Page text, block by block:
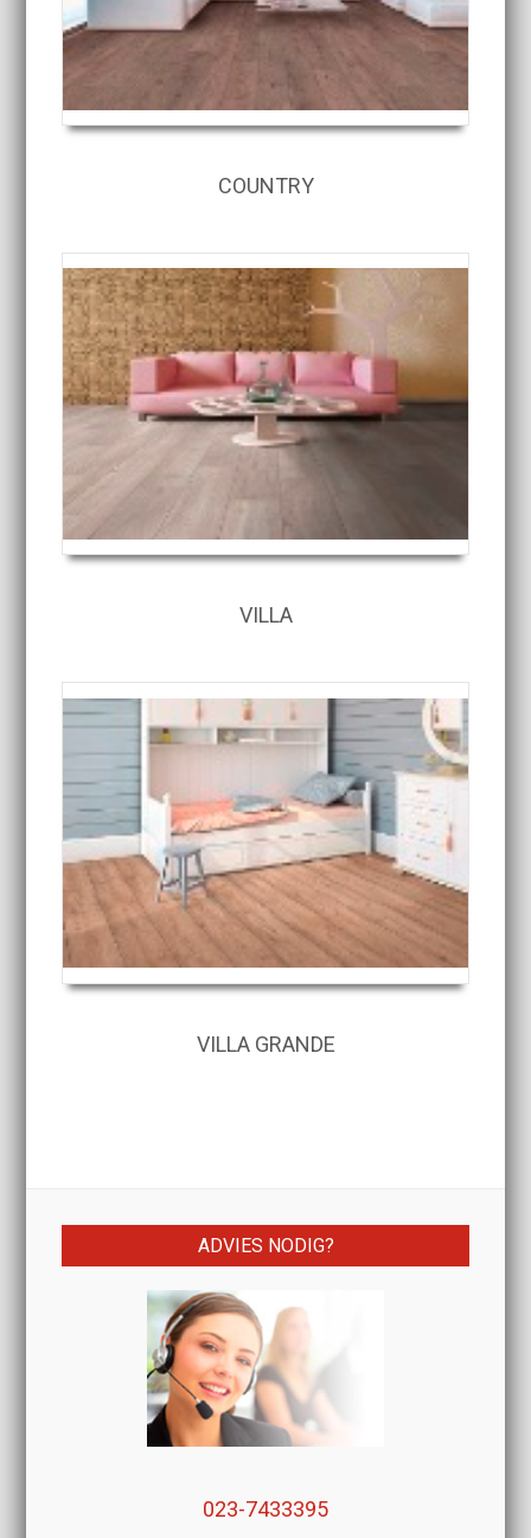
COUNTRY
VILLA
VILLA GRANDE
ADVIES NODIG?
023-7433395